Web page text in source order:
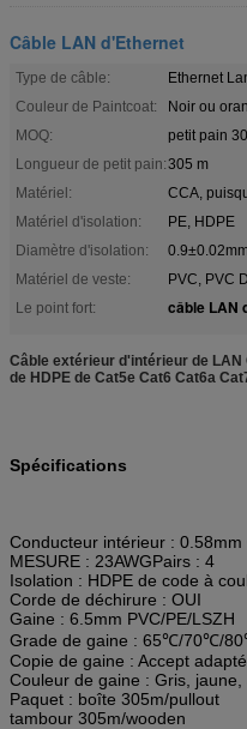
Câble LAN d'Ethernet
Type de câble:
Ethernet
Couleur de Paintcoat:
Noir ou
MOQ:
petit pain 30
Longueur de petit pain:305 m
Matériel:
CCA,
Matériel d'isolation:
PE, HDPE
Diamètre d'isolation:
Matériel de veste:
PVC, PVC
Le point fort:
câble LAN
Câble extérieur d'intérieur de
de HDPE de Cat5e Cat6 Cat6a
Spécifications
Conducteur intérieur : 0.58mm
MESURE : 23AWGPairs : 4
Isolation : HDPE de code à
Corde de déchirure : OUI
Gaine : 6.5mm PVC/PE/LSZH
Grade de gaine : 65℃/70℃/
Copie de gaine : Accept
Couleur de gaine : Gris,
Paquet : boîte 305m/pullout
tambour 305m/wooden